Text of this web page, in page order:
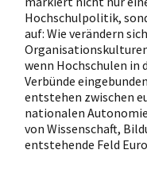
Hochschulpolitik,
auf: Wie verändern
wenn Hochschulen
Verbünde
entstehen zwischen
nationalen
von Wissenschaft,
entstehende Feld